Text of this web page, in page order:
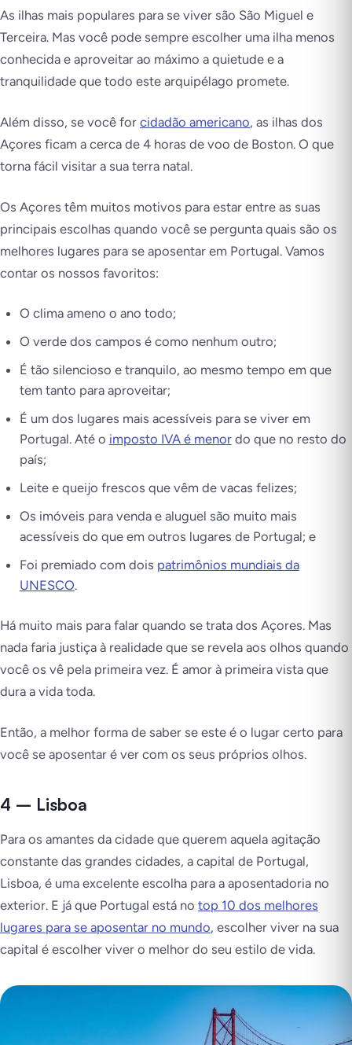
As ilhas mais populares para se viver são São Miguel e
Terceira. Mas você pode sempre escolher uma ilha menos
conhecida e aproveitar ao máximo a quietude e a
tranquilidade que todo este arquipélago promete.
Além disso, se você for cidadão americano, as ilhas dos
Açores ficam a cerca de 4 horas de voo de Boston. O que
torna fácil visitar a sua terra natal.
Os Açores têm muitos motivos para estar entre as suas
principais escolhas quando você se pergunta quais são os
melhores lugares para se aposentar em Portugal. Vamos
contar os nossos favoritos:
O clima ameno o ano todo;
O verde dos campos é como nenhum outro;
É tão silencioso e tranquilo, ao mesmo tempo em que
tem tanto para aproveitar;
É um dos lugares mais acessíveis para se viver em
Portugal. Até o imposto IVA é menordo que no resto do
país;
Leite e queijo frescos que vêm de vacas felizes;
Os imóveis para venda e aluguel são muito mais
acessíveis do que em outros lugares de Portugal; e
Foi premiado com dois patrimônios mundiais da
UNESCO.
Há muito mais para falar quando se trata dos Açores. Mas
nada faria justiça à realidade que se revela aos olhos quando
você os vê pela primeira vez. É amor à primeira vista que
dura a vida toda.
Então, a melhor forma de saber se este é o lugar certo para
você se aposentar é ver com os seus próprios olhos.
4 – Lisboa
Para os amantes da cidade que querem aquela agitação
constante das grandes cidades, a capital de Portugal,
Lisboa, é uma excelente escolha para a aposentadoria no
exterior. E já que Portugal está no top 10 dos melhores
lugares para se aposentar no mundo, escolher viver na sua
capital é escolher viver o melhor do seu estilo de vida.